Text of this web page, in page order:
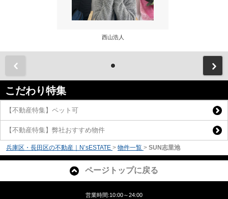
西山浩人
こだわり特集
【不動産特集】ペット可
【不動産特集】弊社おすすめ物件
兵庫区・長田区の不動産｜N’sESTATE > 物件一覧 > SUN志里池
ページトップに戻る
営業時間:10:00～24:00